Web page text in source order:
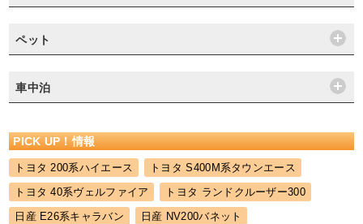
ペット
車中泊
PICK UP！情報
トヨタ 200系ハイエース
トヨタ S400M系タウンエース
トヨタ 40系ヴェルファイア
トヨタ ランドクルーザー300
日産 E26系キャラバン
日産 NV200バネット